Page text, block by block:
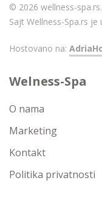
© 2026 wellness-
Sajt Wellness-Spa.rs je
Hostovano na:
Welness-Spa
O nama
Marketing
Kontakt
Politika privatnosti